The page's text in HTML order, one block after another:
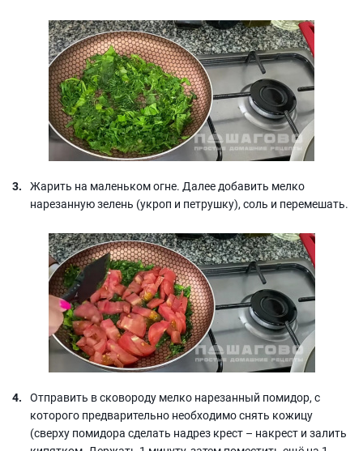
Жарить на маленьком огне. Далее добавить мелко
нарезанную зелень (укроп и петрушку), соль и перемешать.
Отправить в сковороду мелко нарезанный помидор, с
которого предварительно необходимо снять кожицу
(сверху помидора сделать надрез крест – накрест и залить